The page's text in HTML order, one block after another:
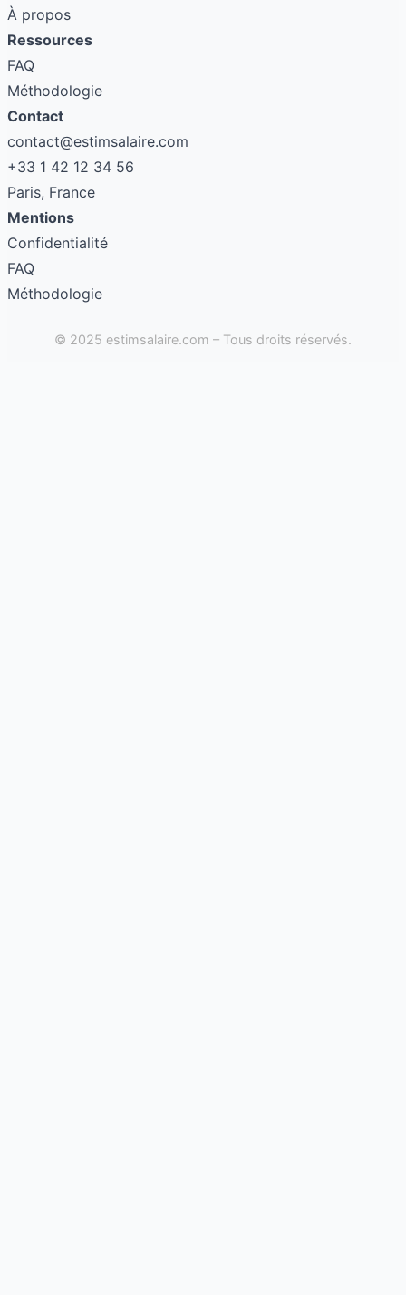
À propos
Ressources
FAQ
Méthodologie
Contact
contact@estimsalaire.com
+33 1 42 12 34 56
Paris, France
Mentions
Confidentialité
FAQ
Méthodologie
© 2025 estimsalaire.com – Tous droits réservés.